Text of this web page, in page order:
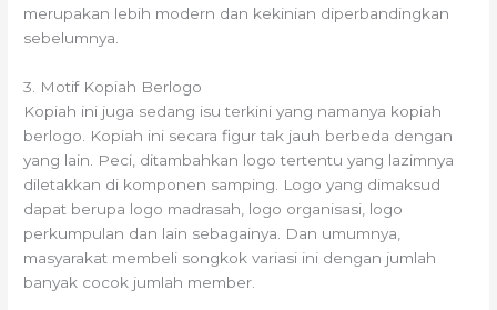
merupakan lebih modern dan kekinian diperbandingkan
sebelumnya.
3. Motif Kopiah Berlogo
Kopiah ini juga sedang isu terkini yang namanya kopiah
berlogo. Kopiah ini secara figur tak jauh berbeda dengan
yang lain. Peci, ditambahkan logo tertentu yang lazimnya
diletakkan di komponen samping. Logo yang dimaksud
dapat berupa logo madrasah, logo organisasi, logo
perkumpulan dan lain sebagainya. Dan umumnya,
masyarakat membeli songkok variasi ini dengan jumlah
banyak cocok jumlah member.